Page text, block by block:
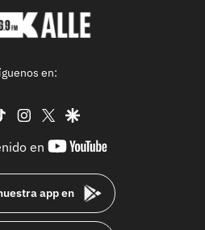
en:
tiktok instagram
twittergoogle
en
youtube-
app en